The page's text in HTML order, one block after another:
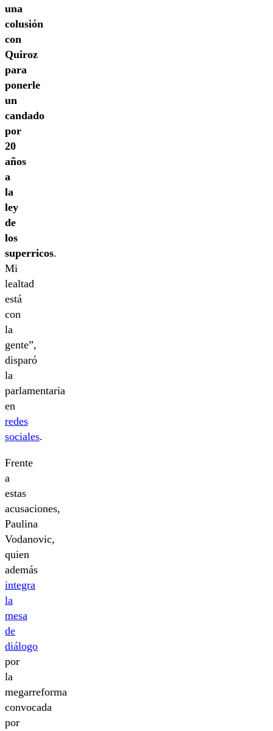
una
colusión
con
Quiroz
para
ponerle
un
candado
por
20
años
a
la
ley
de
los
superricos.
Mi
lealtad
está
con
la
gente”,
disparó
la
parlamentaria
en
redes
sociales.
Frente
a
estas
acusaciones,
Paulina
Vodanovic,
quien
además
integra
la
mesa
de
diálogo
por
la
megarreforma
convocada
por